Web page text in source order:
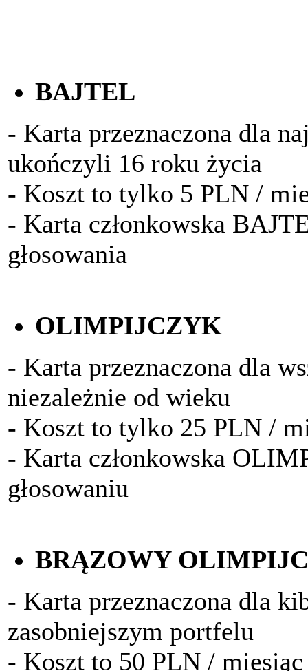
BAJTEL
- Karta przeznaczona dla
ukończyli 16 roku życia
- Koszt to tylko 5 PLN /
- Karta członkowska
głosowania
OLIMPIJCZYK
- Karta przeznaczona dla
niezależnie od wieku
- Koszt to tylko 25 PLN /
- Karta członkowska
głosowaniu
BRĄZOWY
- Karta przeznaczona dla
zasobniejszym portfelu
- Koszt to 50 PLN / miesiąc